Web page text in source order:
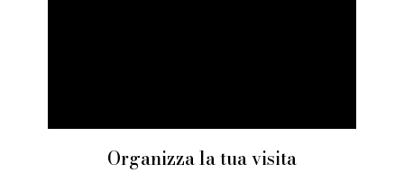
Organizza la tua visita